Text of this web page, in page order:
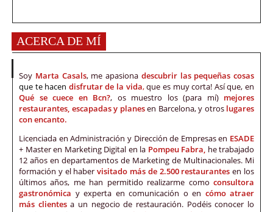
ACERCA DE MÍ
Soy Marta Casals, me apasiona descubrir las pequeñas cosas
que te hacen disfrutar de la vida,que es muy corta! Así que, en
Qué se cuece en Bcn?, os muestro los (para mí) mejores
restaurantes, escapadas y planesen Barcelona, y otros lugares
con encanto.
Licenciada en Administración y Dirección de Empresas en ESADE
+ Master en Marketing Digital en la Pompeu Fabra, he trabajado
12 años en departamentos de Marketing de Multinacionales. Mi
formación y el habervisitado más de 2.500 restaurantes en los
últimos años, me han permitido realizarme como consultora
gastronómica y experta en comunicación o en cómo atraer
más clientes a un negocio de restauración. Podéis conocer lo